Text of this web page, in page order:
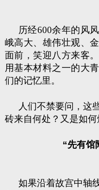
历经600余年的风
峨高大、雄伟壮观、
面前，笑迎八方来客
用基本材料之一的大
们的记忆里。
人们不禁要问，这
砖来自何处？又是如
“先有馆
如果沿着故宫中轴